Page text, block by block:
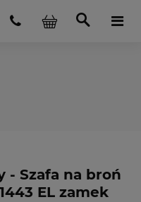
- Szafa na broń
EL zamek